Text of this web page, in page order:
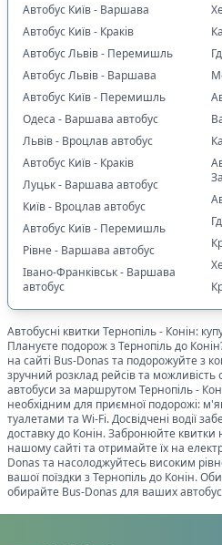
Автобус Київ - Варшава
Автобус Київ - Краків
Автобус Львів - Перемишль
Автобус Львів - Варшава
Автобус Київ - Перемишль
Одеса - Варшава автобус
Львів - Вроцлав автобус
Автобус Київ - Краків
Луцьк - Варшава автобус
Київ - Вроцлав автобус
Автобус Київ - Перемишль
Рівне - Варшава автобус
Івано-Франківськ - Варшава
автобус
Автобусні квитки Тернопіль- Конін:
Плануєте подорож зТернопільдо Конін
на сайті Bus-Donas та подорожуйте з
зручний розклад рейсів та
автобуси за маршрутом Тернопіль-
необхідним для приємної подорожі:
туалетами та Wi-Fi. Досвідчені водії
доставку до Конін. Забронюйте квитки
нашому сайті та отримайте їх на
Donas та насолоджуйтесь високим
вашої поїздки зТернопільдо Конін.
обирайте Bus-Donas для ваших